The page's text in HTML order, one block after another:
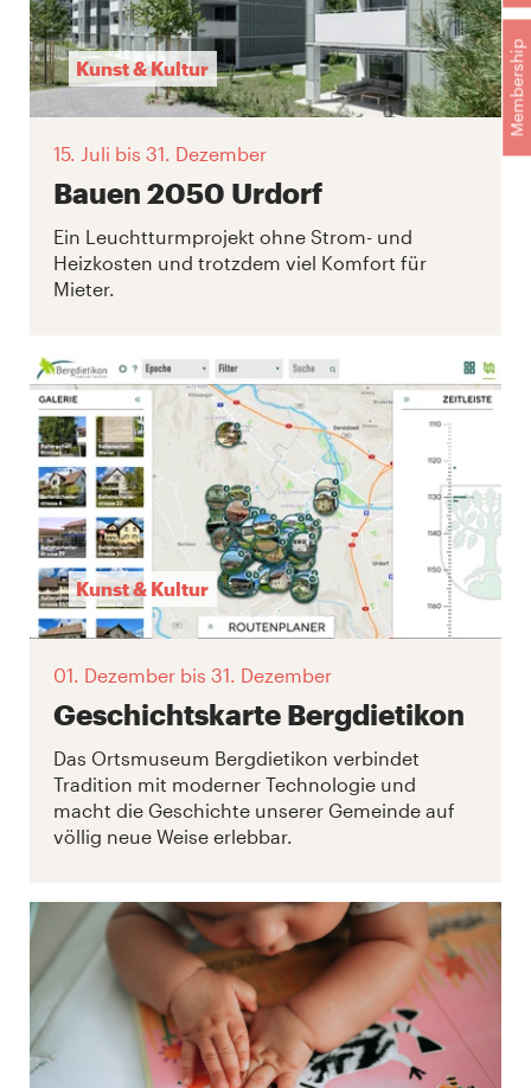
Membership
Kunst & Kultur
15. Juli bis 31. Dezember
Bauen 2050 Urdorf
Ein Leuchtturmprojekt ohne Strom- und
Heizkosten und trotzdem viel Komfort für
Mieter.
Kunst & Kultur
01. Dezember bis 31. Dezember
Geschichtskarte Bergdietikon
Das Ortsmuseum Bergdietikon verbindet
Tradition mit moderner Technologie und
macht die Geschichte unserer Gemeinde auf
völlig neue Weise erlebbar.